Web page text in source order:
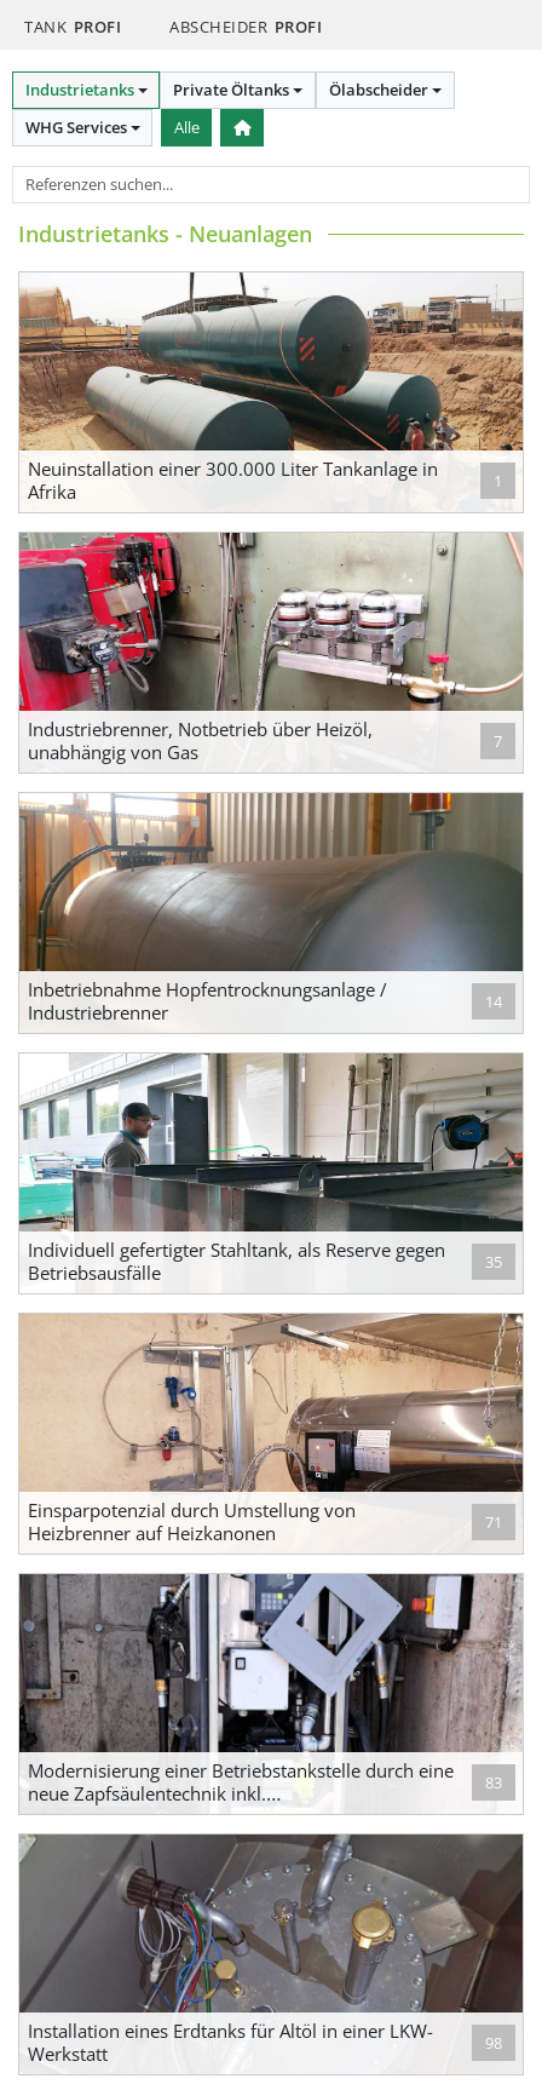
TANK PROFI ABSCHEIDER PROFI
Industrietanks Private Öltanks
Ölabscheider
WHG Services
Alle
Industrietanks - Neuanlagen
Neuinstallation einer 300.000 Liter Tankanlage in
Afrika
1
Industriebrenner, Notbetrieb über Heizöl,
unabhängig von Gas
7
Inbetriebnahme Hopfentrocknungsanlage /
Industriebrenner
14
Individuell gefertigter Stahltank, als Reserve gegen
Betriebsausfälle
35
Einsparpotenzial durch Umstellung von
Heizbrenner auf Heizkanonen
71
Modernisierung einer Betriebstankstelle durch eine
neue Zapfsäulentechnik inkl.
transpondergesteuertem Abrechnungssystem
83
Installation eines Erdtanks für Altöl in einer LKW-
Werkstatt
98